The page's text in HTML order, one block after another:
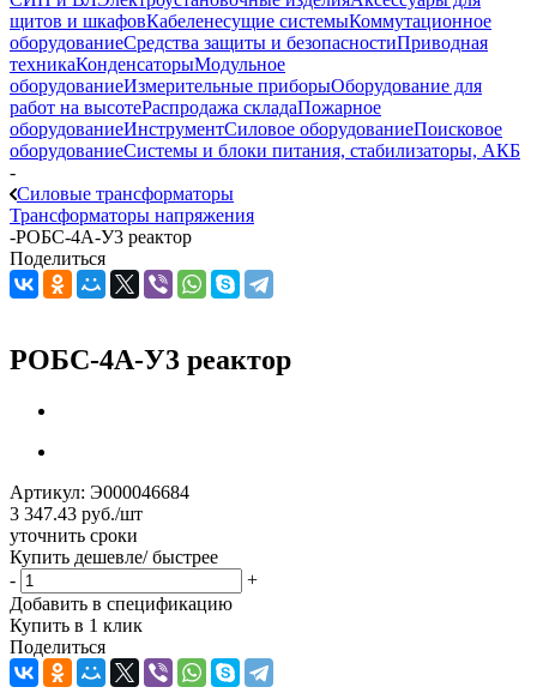
щитов и шкафовКабеленесущие системыКоммутационное
оборудованиеСредства защиты и безопасностиПриводная
техникаКонденсаторыМодульное
оборудованиеИзмерительные приборыОборудование для
работ на высотеРаспродажа складаПожарное
оборудованиеИнструментСиловое оборудованиеПоисковое
оборудованиеСистемы и блоки питания, стабилизаторы, АКБ
-
Силовые трансформаторы
Трансформаторы напряжения
-РОБС-4А-У3 реактор
Поделиться
РОБС-4А-У3 реактор
Артикул: Э000046684
3 347.43 руб./шт
уточнить сроки
Купить дешевле/ быстрее
-
+
Добавить в спецификацию
Купить в 1 клик
Поделиться